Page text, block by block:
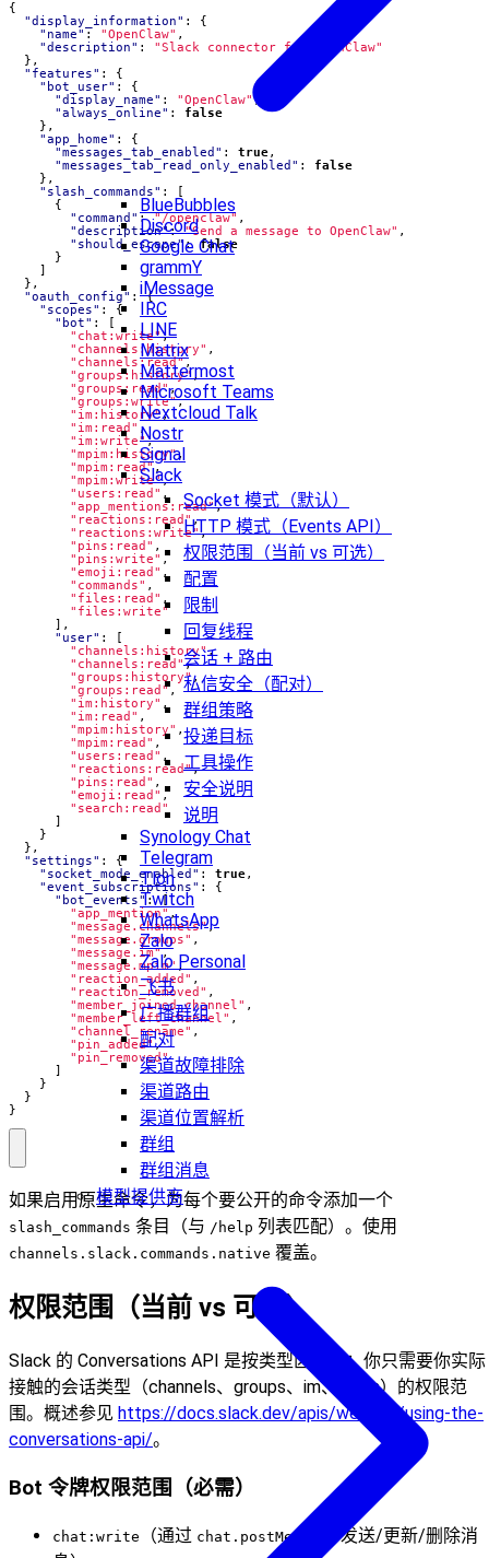
BlueBubbles
Discord
Google Chat
grammY
iMessage
IRC
LINE
Matrix
Mattermost
Microsoft Teams
Nextcloud Talk
Nostr
Signal
Slack
Socket 模式（默认）
HTTP 模式（Events API）
权限范围（当前 vs 可选）
配置
限制
回复线程
会话 + 路由
私信安全（配对）
群组策略
投递目标
工具操作
安全说明
说明
Synology Chat
Telegram
Tlon
Twitch
WhatsApp
Zalo
Zalo Personal
飞书
广播群组
配对
渠道故障排除
渠道路由
渠道位置解析
群组
群组消息
模型提供商
{
"display_information" :
{
"name" : "OpenClaw" ,
"description" :
"Slack connector for OpenClaw"
},
"features" :
{
"bot_user" :
{
"display_name" : "OpenClaw",
"always_online" :
false
},
"app_home" :
{
"messages_tab_enabled" : true,
"messages_tab_read_only_enabled" :
false
},
"slash_commands" :
{
"command" : "/openclaw" ,
"description": "Send a message to OpenClaw" ,
"should_escape": false
}
},
"oauth_config" :
{
"scopes" :
{
"bot" :
"chat:write",
"channels:history" ,
"channels:read",
"groups:history",
"groups:read",
"groups:write",
"im:history",
"im:read" ,
"im:write",
"mpim:history",
"mpim:read",
"mpim:write",
"users:read" ,
"app_mentions:read",
"reactions:read",
"reactions:write",
"pins:read" ,
"pins:write" ,
"emoji:read" ,
"commands" ,
"files:read" ,
"files:write"
],
"user" :
"channels:history",
"channels:read",
"groups:history",
"groups:read",
"im:history" ,
"im:read" ,
"mpim:history" ,
"mpim:read" ,
"users:read" ,
"reactions:read",
"pins:read" ,
"emoji:read" ,
"search:read"
}
},
"settings" :
{
"socket_mode_enabled" : true,
"event_subscriptions" :
{
"bot_events" : [
"app_mention",
"message.channels",
"message.groups" ,
"message.im",
"message.mpim",
"reaction_added" ,
"reaction_removed" ,
"member_joined_channel" ,
"member_left_channel" ,
"channel_rename" ,
"pin_added",
"pin_removed"
}
}
}
如果启用原生命令，为每个要公开的命令添加一个
slash_commands 条目（与 /help 列表匹配）。使用
channels.slack.commands.native 覆盖。
权限范围（当前 vs 可选）
Slack 的 Conversations API 是按类型区分的：你只需要你实际
接触的会话类型（channels、groups、im、mpim）的权限范
围。概述参见 https://docs.slack.dev/apis/web-api/using-the-
conversations-api/。
Bot 令牌权限范围（必需）
chat:write （通过 chat.postMessage
发送/更新/删除消